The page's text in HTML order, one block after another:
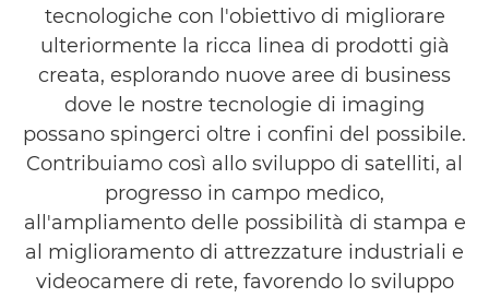
tecnologiche con l'obiettivo di migliorare
ulteriormente la ricca linea di prodotti già
creata, esplorando nuove aree di business
dove le nostre tecnologie di imaging
possano spingerci oltre i confini del possibile.
Contribuiamo così allo sviluppo di satelliti, al
progresso in campo medico,
all'ampliamento delle possibilità di stampa e
al miglioramento di attrezzature industriali e
videocamere di rete, favorendo lo sviluppo